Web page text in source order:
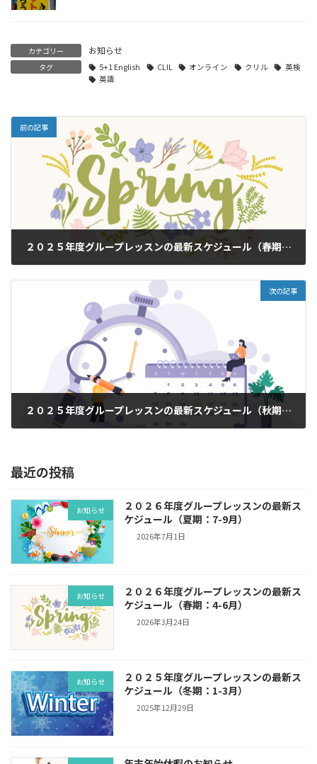
カテゴリー お知らせ
タグ 5+1 English CLIL オンライン クリル
英検
英語
前の記事
２０２５年度グループレッスンの最新スケジュール（春期：４ - ６月）
次の記事
２０２５年度グループレッスンの最新スケジュール（秋期：10-12月 / 冬期：1-3月）
最近の投稿
お知らせ
２０２６年度グループレッスンの最新ス
ケジュール（夏期：7-9月）
2026年7月1日
お知らせ
２０２６年度グループレッスンの最新ス
ケジュール（春期：4-6月）
2026年3月24日
お知らせ
２０２５年度グループレッスンの最新ス
ケジュール（冬期：1-3月）
2025年12月29日